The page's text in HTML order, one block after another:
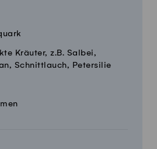
Kräuter, z.B. Salbei,
Schnittlauch, Petersilie